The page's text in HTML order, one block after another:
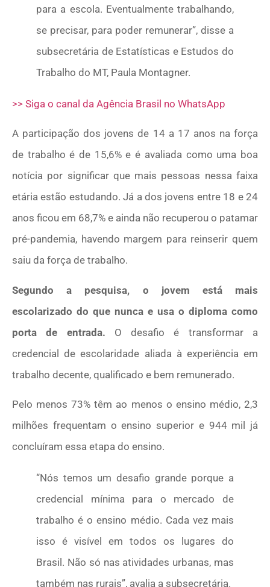
para a escola. Eventualmente trabalhando,
se precisar, para poder remunerar”, disse a
subsecretária de Estatísticas e Estudos do
Trabalho do MT, Paula Montagner.
>> Siga o canal da Agência Brasil no WhatsApp
A participação dos jovens de 14 a 17 anos na força
de trabalho é de 15,6% e é avaliada como uma boa
notícia por significar que mais pessoas nessa faixa
etária estão estudando. Já a dos jovens entre 18 e 24
anos ficou em 68,7% e ainda não recuperou o patamar
pré-pandemia, havendo margem para reinserir quem
saiu da força de trabalho.
Segundo a pesquisa, o jovem está mais
escolarizado do que nunca e usa o diploma como
porta de entrada. O desafio é transformar a
credencial de escolaridade aliada à experiência em
trabalho decente, qualificado e bem remunerado.
Pelo menos 73% têm ao menos o ensino médio, 2,3
milhões frequentam o ensino superior e 944 mil já
concluíram essa etapa do ensino.
“Nós temos um desafio grande porque a
credencial mínima para o mercado de
trabalho é o ensino médio. Cada vez mais
isso é visível em todos os lugares do
Brasil. Não só nas atividades urbanas, mas
também nas rurais”, avalia a subsecretária.